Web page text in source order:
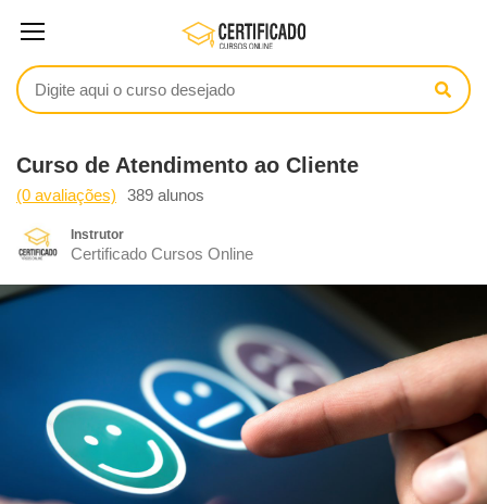
Curso de Atendimento ao Cliente
(0 avaliações) 389 alunos
Instrutor
Certificado Cursos Online